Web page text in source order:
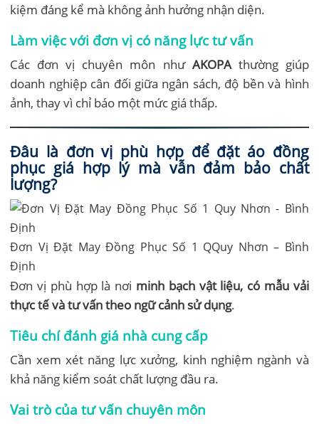
kiệm đáng kể mà không ảnh hưởng nhận diện.
Làm việc với đơn vị có năng lực tư vấn
Các đơn vị chuyên môn như AKOPAthường giúp
doanh nghiệp cân đối giữa ngân sách, độ bền và hình
ảnh, thay vì chỉ báo một mức giá thấp.
Đâu là đơn vị phù hợp để đặt áo đồng
phục giá hợp lý mà vẫn đảm bảo chất
lượng?
Đơn Vị Đặt May Đồng Phục Số 1 QQuy Nhơn – Bình
Định
Đơn vị phù hợp là nơi minh bạch vật liệu, có mẫu vải
thực tế và tư vấn theo ngữ cảnh sử dụng.
Tiêu chí đánh giá nhà cung cấp
Cần xem xét năng lực xưởng, kinh nghiệm ngành và
khả năng kiểm soát chất lượng đầu ra.
Vai trò của tư vấn chuyên môn